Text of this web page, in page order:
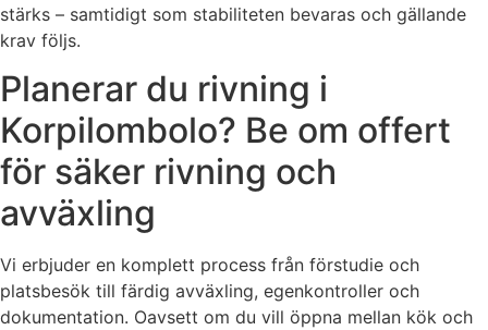
stärks – samtidigt som stabiliteten bevaras och gällande
krav följs.
Planerar du rivning i
Korpilombolo? Be om offert
för säker rivning och
avväxling
Vi erbjuder en komplett process från förstudie och
platsbesök till färdig avväxling, egenkontroller och
dokumentation. Oavsett om du vill öppna mellan kök och